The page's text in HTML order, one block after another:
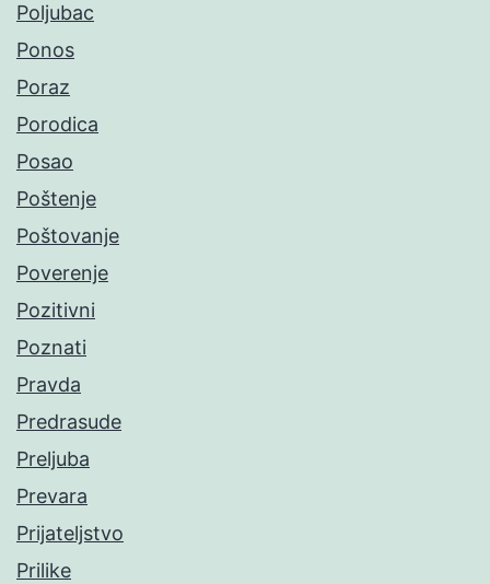
Poljubac
Ponos
Poraz
Porodica
Posao
Poštenje
Poštovanje
Poverenje
Pozitivni
Poznati
Pravda
Predrasude
Preljuba
Prevara
Prijateljstvo
Prilike